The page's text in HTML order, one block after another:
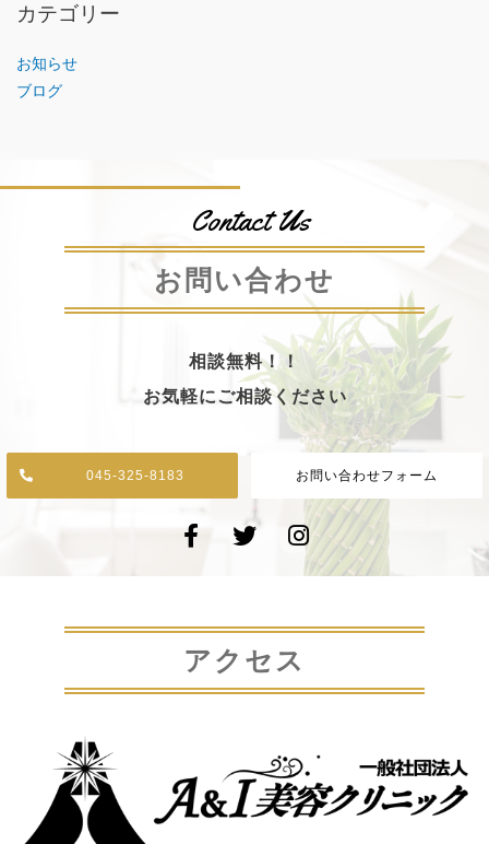
カテゴリー
お知らせ
ブログ
Contact Us
お問い合わせ
相談無料！！
お気軽にご相談ください
045-325-8183 お問い合わせフォーム
アクセス